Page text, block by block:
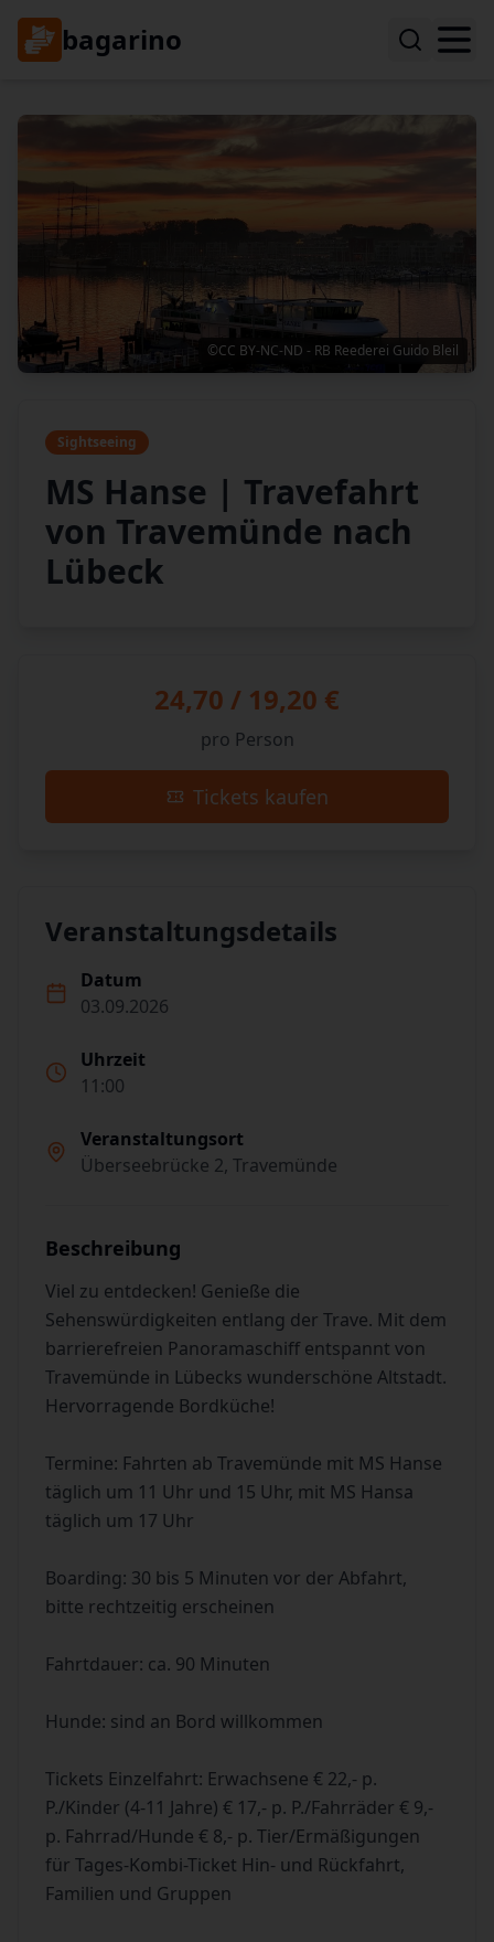
bagarino
©CC BY-NC-ND - RB Reederei Guido Bleil
Sightseeing
MS Hanse | Travefahrt
von Travemünde nach
Lübeck
24,70 / 19,20 €
pro Person
Tickets kaufen
Veranstaltungsdetails
Datum
03.09.2026
Uhrzeit
11:00
Veranstaltungsort
Überseebrücke 2, Travemünde
Beschreibung
Viel zu entdecken! Genieße die
Sehenswürdigkeiten entlang der Trave. Mit dem
barrierefreien Panoramaschiff entspannt von
Travemünde in Lübecks wunderschöne Altstadt.
Hervorragende Bordküche!
Termine: Fahrten ab Travemünde mit MS Hanse
täglich um 11 Uhr und 15 Uhr, mit MS Hansa
täglich um 17 Uhr
Boarding: 30 bis 5 Minuten vor der Abfahrt,
bitte rechtzeitig erscheinen
Fahrtdauer: ca. 90 Minuten
Hunde: sind an Bord willkommen
Tickets Einzelfahrt: Erwachsene € 22,- p.
P./Kinder (4-11 Jahre) € 17,- p. P./Fahrräder € 9,-
p. Fahrrad/Hunde € 8,- p. Tier/Ermäßigungen
für Tages-Kombi-Ticket Hin- und Rückfahrt,
Familien und Gruppen